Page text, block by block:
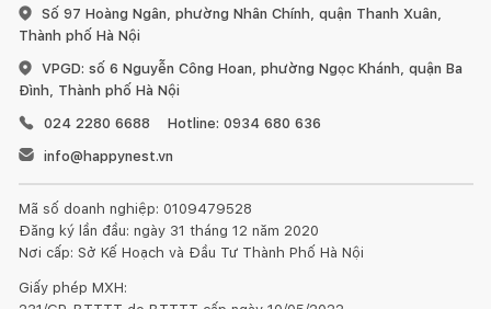
Số 97 Hoàng Ngân, phường Nhân Chính, quận Thanh Xuân,
Thành phố Hà Nội
VPGD: số 6 Nguyễn Công Hoan, phường Ngọc Khánh, quận Ba
Đình, Thành phố Hà Nội
024 2280 6688
Hotline: 0934 680 636
info@happynest.vn
Mã số doanh nghiệp: 0109479528
Đăng ký lần đầu: ngày 31 tháng 12 năm 2020
Nơi cấp: Sở Kế Hoạch và Đầu Tư Thành Phố Hà Nội
Giấy phép MXH: